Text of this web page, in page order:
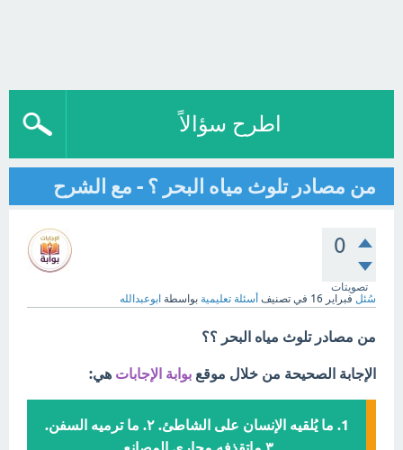
اطرح سؤالاً
من مصادر تلوث مياه البحر ؟ - مع الشرح
0
تصويتات
سُئل فبراير 16 في تصنيف أسئلة تعليمية بواسطة ابوعبدالله
من مصادر تلوث مياه البحر ؟؟
الإجابة الصحيحة من خلال موقع بوابة الإجابات هي:
1. ما يُلقيه الإنسان على الشاطئ. ٢. ما ترميه السفن.